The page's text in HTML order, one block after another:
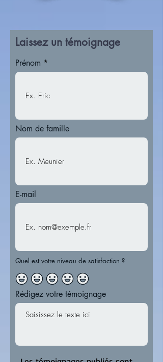
Laissez un témoignage
Prénom
Nom de famille
E-mail
Quel est votre niveau de satisfaction ?
Rédigez votre témoignage